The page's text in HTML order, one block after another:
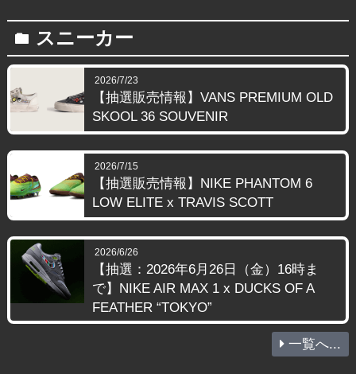
folder スニーカー
2026/7/23
【抽選販売情報】VANS PREMIUM OLD
SKOOL 36 SOUVENIR
2026/7/15
【抽選販売情報】NIKE PHANTOM 6
LOW ELITE x TRAVIS SCOTT
2026/6/26
【抽選：2026年6月26日（金）16時ま
で】NIKE AIR MAX 1 x DUCKS OF A
FEATHER “TOKYO”
一覧へ...